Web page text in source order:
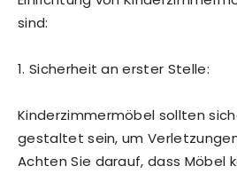
sind:
1. Sicherheit an erster Stelle:
Kinderzimmermöbel sollten
gestaltet sein, um
Achten Sie darauf, dass Möbel